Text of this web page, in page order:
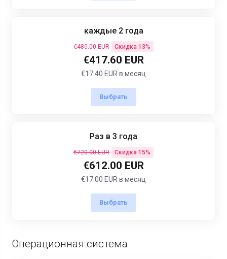
каждые 2 года
€480.00 EUR Скидка 13%
€417.60 EUR
€17.40 EUR в месяц
Выбрать
Раз в 3 года
€720.00 EUR Скидка 15%
€612.00 EUR
€17.00 EUR в месяц
Выбрать
Операционная система